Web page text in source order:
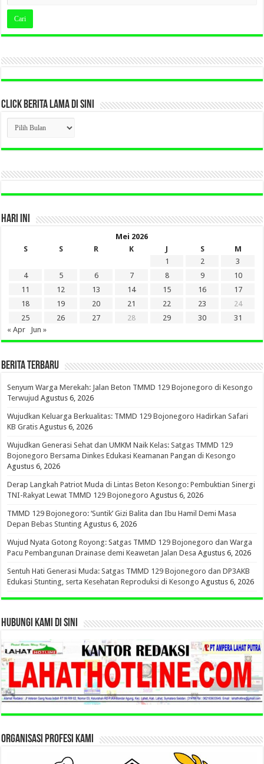
CLICK BERITA LAMA DI SINI
CLICK
BERITA
LAMA
DI
HARI INI
Mei 2026
S
S R K J S
M
1
2
3
4
5 6 7 8 9
10
11
12 13 14 15 16
17
18
19 20 21 22 23
24
25
26 27 28 29 30
31
« Apr
Jun »
BERITA TERBARU
Senyum Warga Merekah: Jalan Beton TMMD 129 Bojonegoro di Kesongo
Terwujud Agustus 6, 2026
Wujudkan Keluarga Berkualitas: TMMD 129 Bojonegoro Hadirkan Safari
KB Gratis Agustus 6, 2026
Wujudkan Generasi Sehat dan UMKM Naik Kelas: Satgas TMMD 129
Bojonegoro Bersama Dinkes Edukasi Keamanan Pangan di Kesongo
Agustus 6, 2026
Derap Langkah Patriot Muda di Lintas Beton Kesongo: Pembuktian Sinergi
TNI-Rakyat Lewat TMMD 129 Bojonegoro Agustus 6, 2026
TMMD 129 Bojonegoro: ‘Suntik’ Gizi Balita dan Ibu Hamil Demi Masa
Depan Bebas Stunting Agustus 6, 2026
Wujud Nyata Gotong Royong: Satgas TMMD 129 Bojonegoro dan Warga
Pacu Pembangunan Drainase demi Keawetan Jalan Desa Agustus 6, 2026
Sentuh Hati Generasi Muda: Satgas TMMD 129 Bojonegoro dan DP3AKB
Edukasi Stunting, serta Kesehatan Reproduksi di Kesongo Agustus 6, 2026
HUBUNGI KAMI DI SINI
ORGANISASI PROFESI KAMI